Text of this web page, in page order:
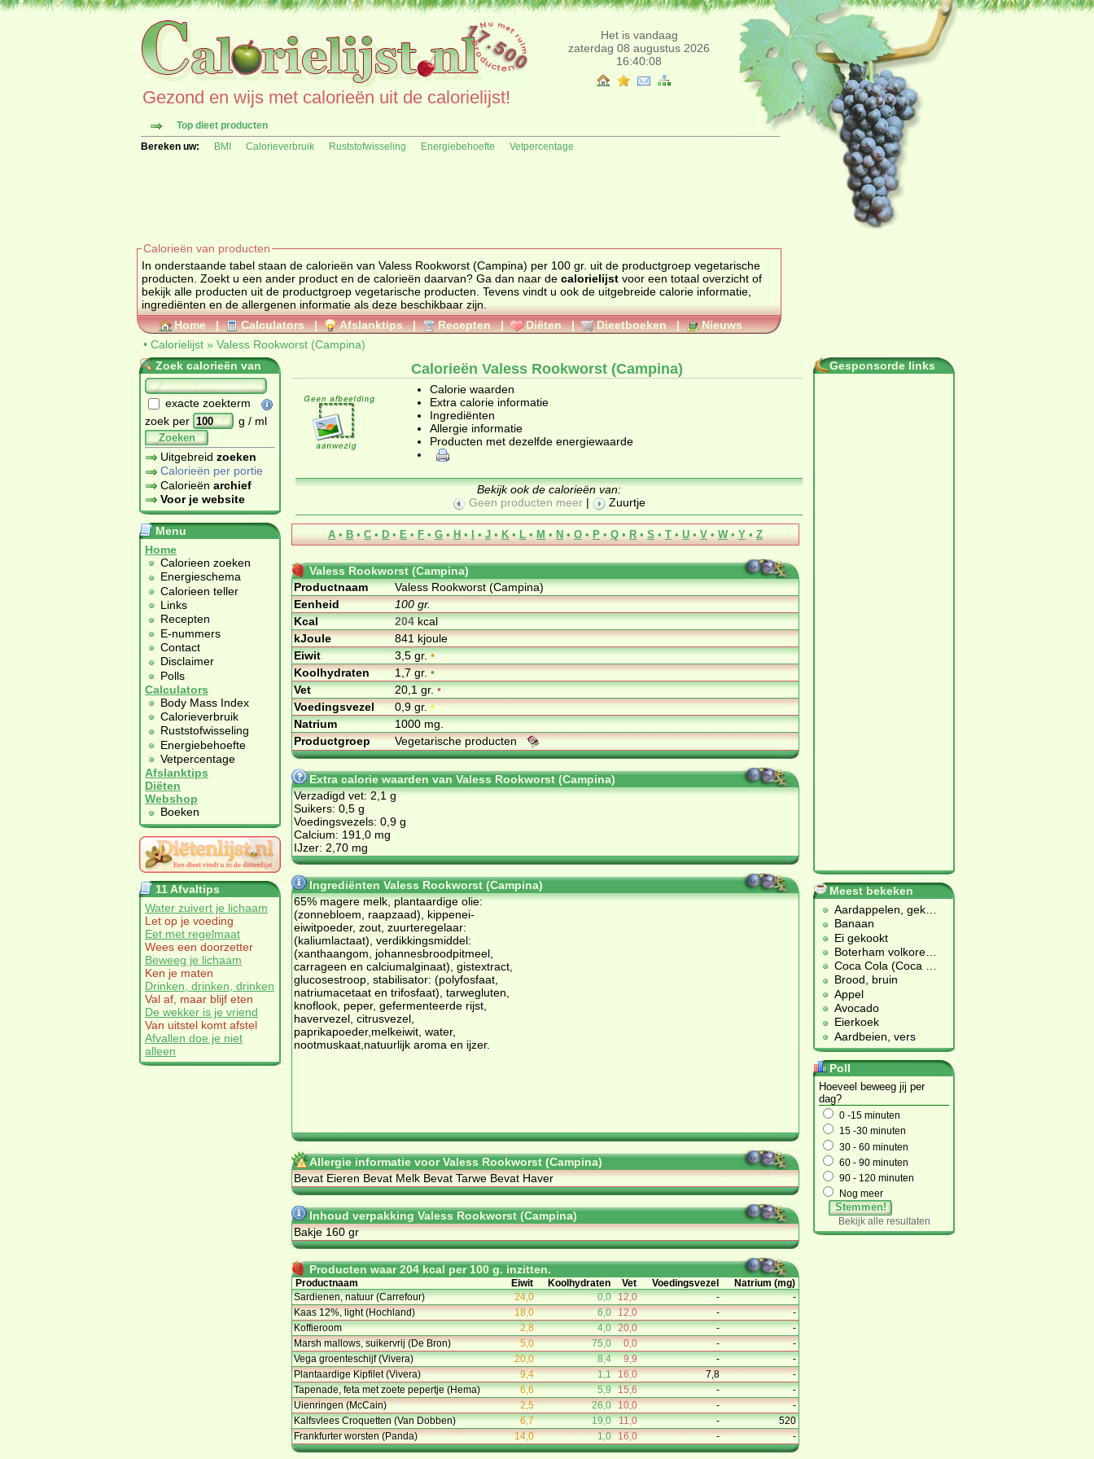
Het is vandaag
zaterdag 08 augustus 2026
16:40:08
Gezond en wijs met calorieën uit de calorielijst!
Top dieet producten
Bereken uw:
BMI Calorieverbruik Ruststofwisseling Energiebehoefte Vetpercentage
Calorieën van producten
In onderstaande tabel staan de calorieën van Valess Rookworst (Campina) per 100 gr. uit de productgroep vegetarische
producten. Zoekt u een ander product en de calorieën daarvan? Ga dan naar de calorielijst voor een totaal overzicht of
bekijk alle producten uit de productgroep vegetarische producten
ingrediënten en de allergenen informatie als deze beschikbaar zijn.
Home | Calculators | Afslanktips | Recepten | Diëten | Dieetboeken |
Nieuws
• Calorielijst » Valess Rookworst (Campina)
Zoek calorieën van
exacte zoekterm
zoek per
g / ml
Zoeken
Uitgebreid zoeken
Calorieën per portie
Calorieën archief
Voor je website
Menu
Home
Calorieen zoeken
Energieschema
Calorieen teller
Links
Recepten
E-nummers
Contact
Disclaimer
Polls
Calculators
Body Mass Index
Calorieverbruik
Ruststofwisseling
Energiebehoefte
Vetpercentage
Afslanktips
Diëten
Webshop
Boeken
11 Afvaltips
Water zuivert je lichaam
Let op je voeding
Eet met regelmaat
Wees een doorzetter
Beweeg je lichaam
Ken je maten
Drinken, drinken, drinken
Val af, maar blijf eten
De wekker is je vriend
Van uitstel komt afstel
Afvallen doe je niet
alleen
Calorieën Valess Rookworst (Campina)
Calorie waarden
Extra calorie informatie
Ingrediënten
Allergie informatie
Producten met dezelfde energiewaarde
Bekijk ook de calorieën van:
Geen producten meer | Zuurtje
A • B • C • D • E • F • G • H • I • J • K • L • M • N • O • P • Q • R • S • T • U • V • W • Y • Z
Valess Rookworst (Campina)
Productnaam
Valess Rookworst (Campina)
Eenheid
100 gr.
Kcal
204kcal
kJoule
841 kjoule
Eiwit
3,5 gr.•
Koolhydraten
1,7 gr.•
Vet
20,1 gr.•
Voedingsvezel
0,9 gr.•
Natrium
1000 mg.
Productgroep
Vegetarische producten
Extra calorie waarden van Valess Rookworst (Campina)
Verzadigd vet: 2,1 g
Suikers: 0,5 g
Voedingsvezels: 0,9 g
Calcium: 191,0 mg
IJzer: 2,70 mg
Ingrediënten Valess Rookworst (Campina)
65% magere melk, plantaardige olie:
(zonnebloem, raapzaad), kippenei-
eiwitpoeder, zout, zuurteregelaar:
(kaliumlactaat), verdikkingsmiddel:
(xanthaangom, johannesbroodpitmeel,
carrageen en calciumalginaat), gistextract,
glucosestroop, stabilisator: (polyfosfaat,
natriumacetaat en trifosfaat), tarwegluten,
knoflook, peper, gefermenteerde rijst,
havervezel, citrusvezel,
paprikapoeder,melkeiwit, water,
nootmuskaat,natuurlijk aroma en ijzer.
Allergie informatie voor Valess Rookworst (Campina)
Bevat Eieren Bevat Melk Bevat Tarwe Bevat Haver
Inhoud verpakking Valess Rookworst (Campina)
Bakje 160 gr
Producten waar 204 kcal per 100 g. inzitten.
Productnaam Eiwit Koolhydraten Vet Voedingsvezel
Natrium (mg)
Sardienen, natuur (Carrefour)
24,0 0,0 12,0 -
-
Kaas 12%, light (Hochland)
18,0 6,0 12,0 -
-
Koffieroom
2,8 4,0 20,0 -
-
Marsh mallows, suikervrij (De Bron)
5,0 75,0 0,0 -
-
Vega groenteschijf (Vivera)
20,0 8,4 9,9 -
-
Plantaardige Kipfilet (Vivera)
9,4 1,1 16,0 7,8
-
Tapenade, feta met zoete pepertje (Hema)
6,6 5,9 15,6 -
-
Uienringen (McCain)
2,5 26,0 10,0 -
-
Kalfsvlees Croquetten (Van Dobben)
6,7 19,0 11,0 -
520
Frankfurter worsten (Panda)
14,0 1,0 16,0 - -
Gesponsorde links
Meest bekeken
Aardappelen, gek
Banaan
Ei gekookt
Boterham volkore
Coca Cola (Coca
Brood, bruin
Appel
Avocado
Eierkoek
Aardbeien, vers
Poll
Hoeveel beweeg jij per
dag?
0 -15 minuten
15 -30 minuten
30 - 60 minuten
60 - 90 minuten
90 - 120 minuten
Nog meer
Stemmen!
Bekijk alle resultaten